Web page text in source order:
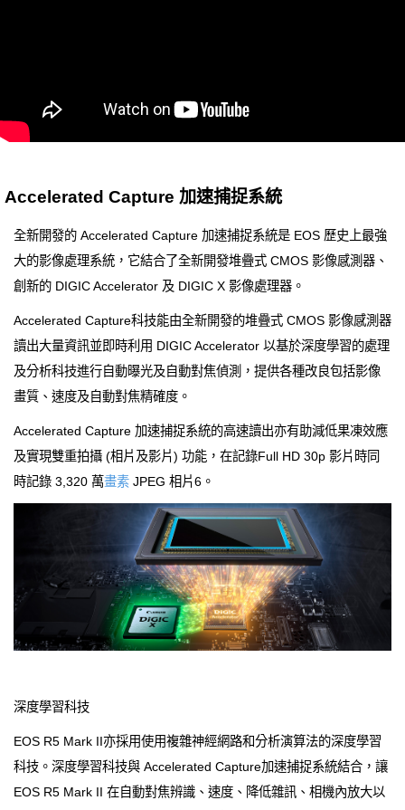
Accelerated Capture 加速捕捉系統
全新開發的 Accelerated Capture 加速捕捉系統是 EOS 歷史上最強
大的影像處理系統，它結合了全新開發堆疊式 CMOS 影像感測器、
創新的 DIGIC Accelerator 及 DIGIC X 影像處理器。
Accelerated Capture科技能由全新開發的堆疊式 CMOS 影像感測器
讀出大量資訊並即時利用 DIGIC Accelerator 以基於深度學習的處理
及分析科技進行自動曝光及自動對焦偵測，提供各種改良包括影像
畫質、速度及自動對焦精確度。
Accelerated Capture 加速捕捉系統的高速讀出亦有助減低果凍效應
及實現雙重拍攝 (相片及影片) 功能，在記錄Full HD 30p 影片時同
時記錄 3,320 萬畫素 JPEG 相片6。
深度學習科技
EOS R5 Mark II亦採用使用複雜神經網路和分析演算法的深度學習
科技。深度學習科技與 Accelerated Capture加速捕捉系統結合，讓
EOS R5 Mark II 在自動對焦辨識、速度、降低雜訊、相機內放大以